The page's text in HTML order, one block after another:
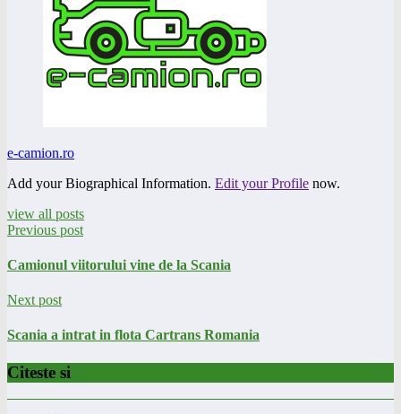
e-camion.ro
Add your Biographical Information. Edit your Profile now.
view all posts
Previous post
Camionul viitorului vine de la Scania
Next post
Scania a intrat in flota Cartrans Romania
Citeste si